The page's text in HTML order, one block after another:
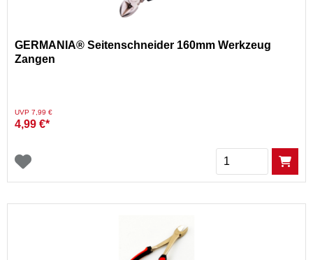
GERMANIA® Seitenschneider 160mm Werkzeug
Zangen
Preis reduziert von
UVP 7,99 €auf
4,99 €*
Menge